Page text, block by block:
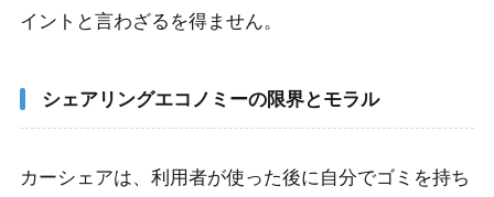
イントと言わざるを得ません。
シェアリングエコノミーの限界とモラル
カーシェアは、利用者が使った後に自分でゴミを持ち